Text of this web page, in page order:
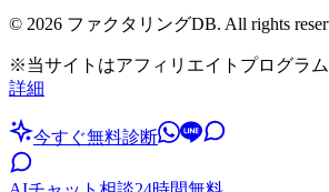
© 2026 ファクタリングDB. All rights
※当サイトはアフィリエイトプログラム
詳細
今すぐ無料診断